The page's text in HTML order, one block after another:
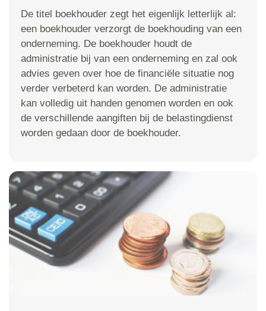
De titel boekhouder zegt het eigenlijk letterlijk al:
een boekhouder verzorgt de boekhouding van een
onderneming. De boekhouder houdt de
administratie bij van een onderneming en zal ook
advies geven over hoe de financiële situatie nog
verder verbeterd kan worden. De administratie
kan volledig uit handen genomen worden en ook
de verschillende aangiften bij de belastingdienst
worden gedaan door de boekhouder.